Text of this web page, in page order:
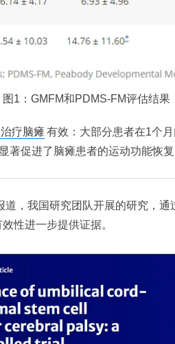
图1：GMFM和PDMS-FM评估结果
疗脑瘫 有效：大部分患者在1个
著促进了脑瘫患者的运动功能恢复
道，我国研究团队开展的研究，
性进一步提供证据。